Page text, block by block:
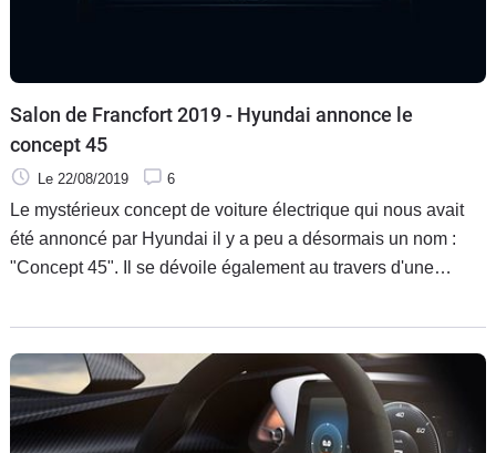
Salon de Francfort 2019 - Hyundai annonce le
concept 45
Le 22/08/2019 6
Le mystérieux concept de voiture électrique qui nous avait
été annoncé par Hyundai il y a peu a désormais un nom :
"Concept 45". Il se dévoile également au travers d'une
mi chemin entre berline et SUV.